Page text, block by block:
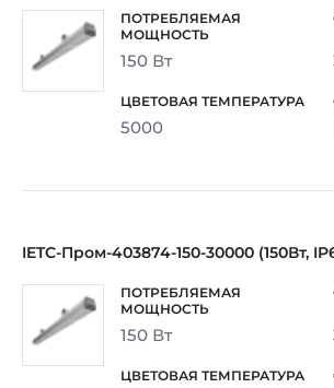
150 Вт
5000
IETC-Пром-403874-150-30000 (150Вт,
150 Вт